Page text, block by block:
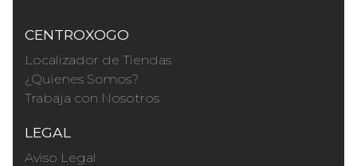
CENTROXOGO
Localizador de Tiendas
¿Quienes Somos?
Trabaja con Nosotros
LEGAL
Aviso Legal